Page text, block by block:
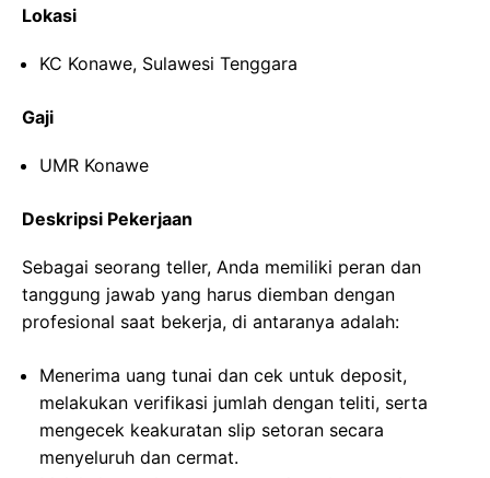
Lokasi
KC Konawe, Sulawesi Tenggara
Gaji
UMR Konawe
Deskripsi Pekerjaan
Sebagai seorang teller, Anda memiliki peran dan
tanggung jawab yang harus diemban dengan
profesional saat bekerja, di antaranya adalah:
Menerima uang tunai dan cek untuk deposit,
melakukan verifikasi jumlah dengan teliti, serta
mengecek keakuratan slip setoran secara
menyeluruh dan cermat.